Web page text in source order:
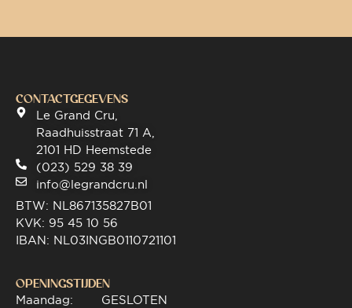
CONTACTGEGEVENS
Le Grand Cru,
Raadhuisstraat 71 A,
2101 HD Heemstede
(023) 529 38 39
info@legrandcru.nl
BTW: NL867135827B01
KVK: 95 45 10 56
IBAN: NL03INGB0110721101
OPENINGSTIJDEN
Maandag:
GESLOTEN